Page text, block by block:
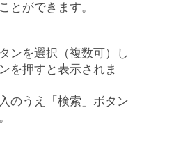
とができます。
ンを選択（複数可）し
を押すと表示されま
のうえ「検索」ボタン